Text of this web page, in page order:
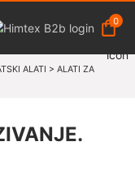
0
ALATI > ALATI ZA